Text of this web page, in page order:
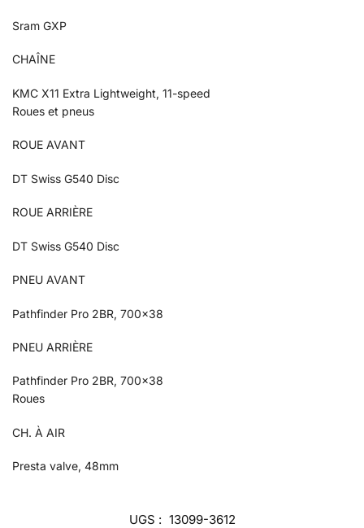
Sram GXP
CHAÎNE
KMC X11 Extra Lightweight, 11-speed
Roues et pneus
ROUE AVANT
DT Swiss G540 Disc
ROUE ARRIÈRE
DT Swiss G540 Disc
PNEU AVANT
Pathfinder Pro 2BR, 700×38
PNEU ARRIÈRE
Pathfinder Pro 2BR, 700×38
Roues
CH. À AIR
Presta valve, 48mm
UGS : 13099-3612